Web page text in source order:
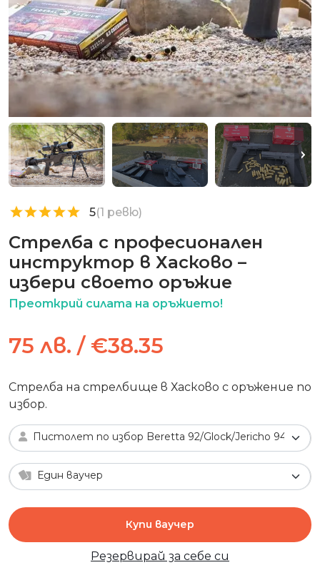
5(1 ревю)
Стрелба с професионален
инструктор в Хасково –
избери своето оръжие
Преоткрий силата на оръжието!
75 лв. / €38.35
Стрелба на стрелбище в Хасково с оръжение по
избор.
Пистолет по избор Beretta 92/Glock/Jericho 941 F
Един ваучер
Купи ваучер
Резервирай за себе си